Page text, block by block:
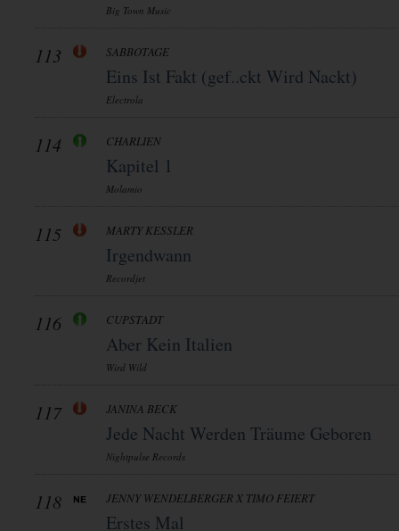
Big Town Music
113 SABBOTAGE
Eins Ist Fakt (gef..ckt Wird Nackt)
Electrola
114 CHARLIEN
Kapitel 1
Molamio
115 MARTY KESSLER
Irgendwann
Recordjet
116 CUPSTADT
Aber Kein Italien
Wird Wild
117 JANINA BECK
Jede Nacht Werden Träume Geboren
Nightpulse Records
118 JENNY WENDELBERGER X TIMO FEIERT
Erstes Mal